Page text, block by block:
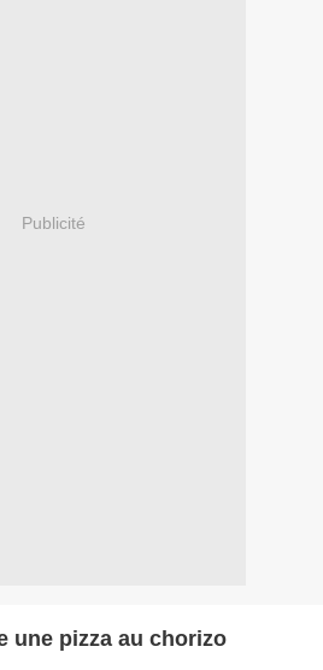
Publicité
une pizza au chorizo